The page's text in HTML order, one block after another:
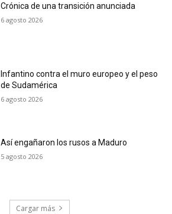
Crónica de una transición anunciada
6 agosto 2026
Infantino contra el muro europeo y el peso
de Sudamérica
6 agosto 2026
Así engañaron los rusos a Maduro
5 agosto 2026
Cargar más